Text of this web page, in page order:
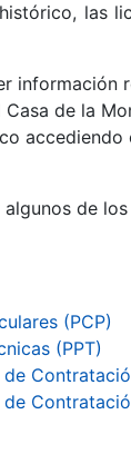
las
información
de la
accediendo
de
(PCP)
(PPT)